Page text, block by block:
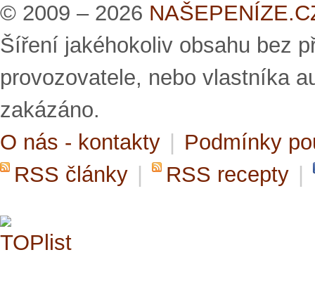
© 2009 – 2026
Šíření jakéhokoliv obsahu bez
provozovatele, nebo vlastníka
zakázáno.
O nás - kontakty
Podmínky
RSS články
RSS recepty